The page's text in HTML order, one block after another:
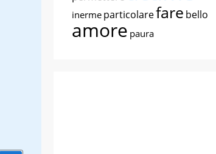
inerme particolarefare bello
amore paura